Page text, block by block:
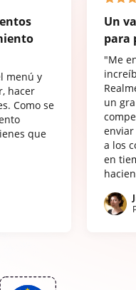
menú y
hacer
Como se
que
Un
para
"Me
un
a los
en